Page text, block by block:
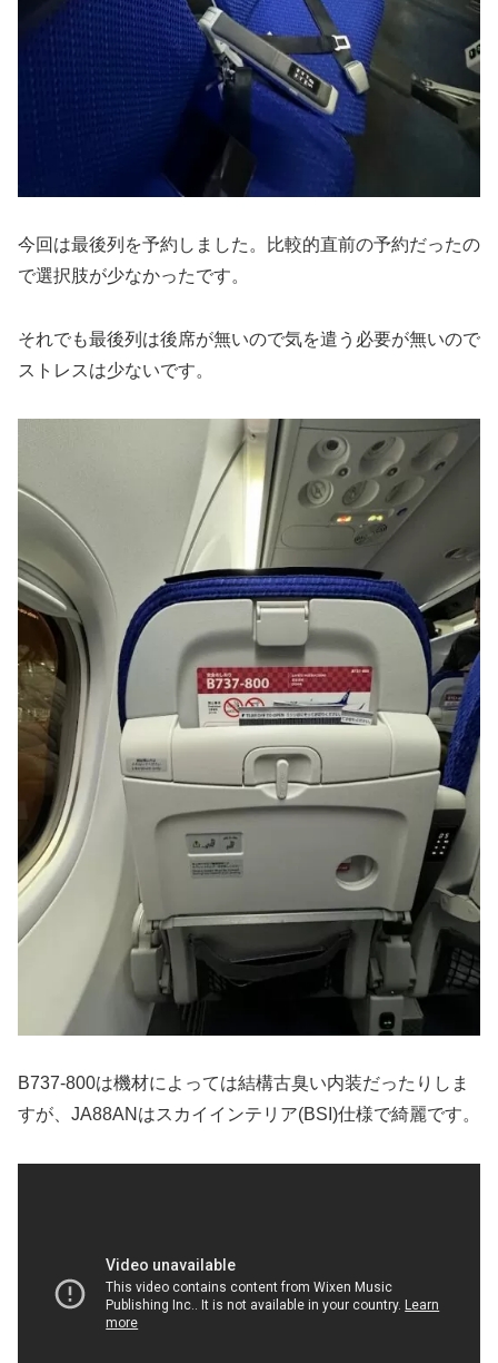
今回は最後列を予約しました。比較的直前の予約だったの
で選択肢が少なかったです。
それでも最後列は後席が無いので気を遣う必要が無いので
ストレスは少ないです。
B737-800は機材によっては結構古臭い内装だったりしま
すが、JA88ANはスカイインテリア(BSI)仕様で綺麗です。